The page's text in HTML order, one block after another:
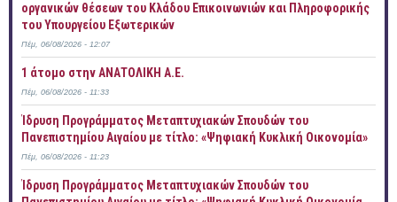
οργανικών θέσεων του Κλάδου Επικοινωνιών και Πληροφορικής
του Υπουργείου Εξωτερικών
Πέμ, 06/08/2026 - 12:07
1 άτομο στην ΑΝΑΤΟΛΙΚΗ Α.Ε.
Πέμ, 06/08/2026 - 11:33
Ίδρυση Προγράμματος Μεταπτυχιακών Σπουδών του
Πανεπιστημίου Αιγαίου με τίτλο: «Ψηφιακή Κυκλική Οικονομία»
Πέμ, 06/08/2026 - 11:23
Ίδρυση Προγράμματος Μεταπτυχιακών Σπουδών του